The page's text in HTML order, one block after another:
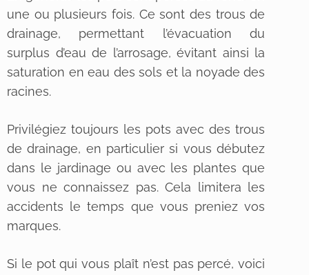
une ou plusieurs fois. Ce sont des trous de
drainage, permettant l’évacuation du
surplus d’eau de l’arrosage, évitant ainsi la
saturation en eau des sols et la noyade des
racines.
Privilégiez toujours les pots avec des trous
de drainage, en particulier si vous débutez
dans le jardinage ou avec les plantes que
vous ne connaissez pas. Cela limitera les
accidents le temps que vous preniez vos
marques.
Si le pot qui vous plaît n’est pas percé, voici